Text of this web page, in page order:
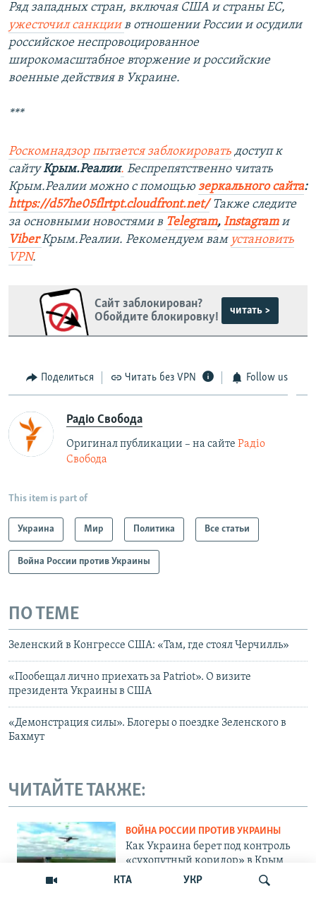
КТА УКР
Ряд западных стран, включая США и страны ЕС,
ужесточил санкциив отношении России и осудили
российское неспровоцированное
широкомасштабное вторжение и российские
военные действия в Украине.
***
Роскомнадзор пытается заблокировать доступ к
сайтуКрым.Реалии. Беспрепятственно читать
Крым.Реалии можно с помощью зеркального сайта:
https://d57he05flrtpt.cloudfront.net/ Также следите
за основными новостями в Telegram, Instagramи
ViberКрым.Реалии. Рекомендуем вам установить
VPN.
Сайт заблокирован?
Обойдите блокировку!
читать >
Поделиться Читать без VPN Follow us
Радіо Свобода
Оригинал публикации – на сайте Радіо
Свобода
This item is part of
Украина Мир Политика Все статьи
Война России против Украины
ПО ТЕМЕ
Зеленский в Конгрессе США: «Там, где стоял Черчилль»
«Пообещал лично приехать за Patriot». О визите
президента Украины в США
«Демонстрация силы». Блогеры о поездке Зеленского в
Бахмут
ЧИТАЙТЕ ТАКЖЕ:
ВОЙНА РОССИИ ПРОТИВ УКРАИНЫ
Как Украина берет под контроль
«сухопутный коридор» в Крым